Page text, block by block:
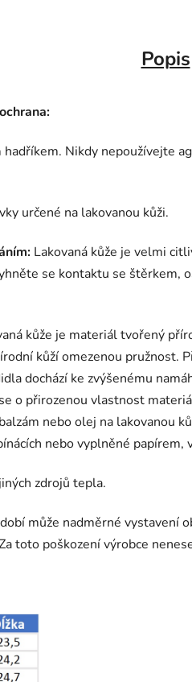
Popis
Nikdy nepoužívejte
určené na lakovanou kůži.
Lakovaná kůže je velmi
se kontaktu se
kůže je materiál tvořený
kůží omezenou pružnost.
dochází ke zvýšenému
o přirozenou vlastnost
nebo olej na lakovanou
nebo vyplněné papírem,
zdrojů tepla.
může nadměrné vystavení
toto poškození výrobce